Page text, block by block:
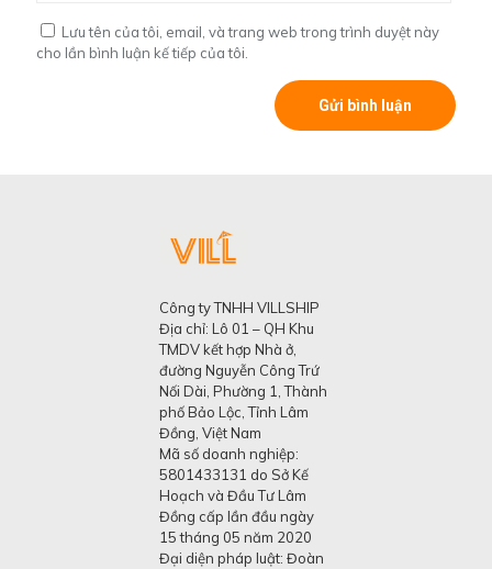
Lưu tên của tôi, email, và trang web trong trình duyệt này
cho lần bình luận kế tiếp của tôi.
Công ty TNHH VILLSHIP
Địa chỉ: Lô 01 – QH Khu
TMDV kết hợp Nhà ở,
đường Nguyễn Công Trứ
Nối Dài, Phường 1, Thành
phố Bảo Lộc, Tỉnh Lâm
Đồng, Việt Nam
Mã số doanh nghiệp:
5801433131 do Sở Kế
Hoạch và Đầu Tư Lâm
Đồng cấp lần đầu ngày
15 tháng 05 năm 2020
Đại diện pháp luật: Đoàn